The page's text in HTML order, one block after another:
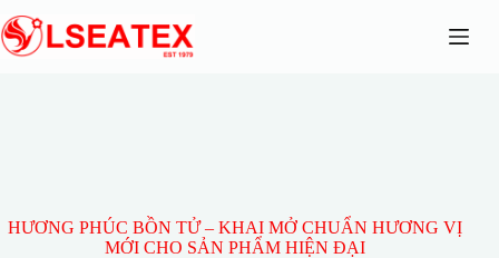
đến
phần
HƯƠNG PHÚC BỒN TỬ – KHAI MỞ CHUẨN HƯƠNG VỊ
MỚI CHO SẢN PHẨM HIỆN ĐẠI